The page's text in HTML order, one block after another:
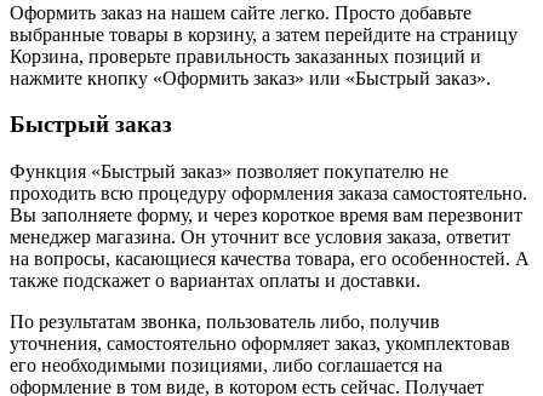
Оформить заказ на нашем сайте легко. Просто добавьте
выбранные товары в корзину, а затем перейдите на страницу
Корзина, проверьте правильность заказанных позиций и
нажмите кнопку «Оформить заказ» или «Быстрый заказ».
Быстрый заказ
Функция «Быстрый заказ» позволяет покупателю не
проходить всю процедуру оформления заказа самостоятельно.
Вы заполняете форму, и через короткое время вам перезвонит
менеджер магазина. Он уточнит все условия заказа, ответит
на вопросы, касающиеся качества товара, его особенностей. А
также подскажет о вариантах оплаты и доставки.
По результатам звонка, пользователь либо, получив
уточнения, самостоятельно оформляет заказ, укомплектовав
его необходимыми позициями, либо соглашается на
оформление в том виде, в котором есть сейчас. Получает